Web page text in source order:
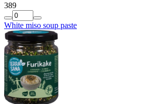
389
White miso soup paste